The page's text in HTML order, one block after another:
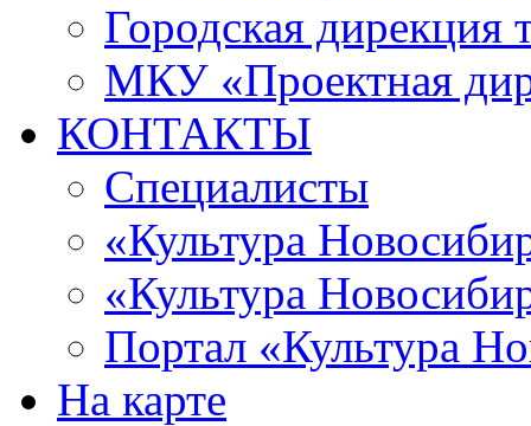
Городская дирекция
МКУ «Проектная
КОНТАКТЫ
Специалисты
«Культура
«Культура
Портал «Культура
На карте